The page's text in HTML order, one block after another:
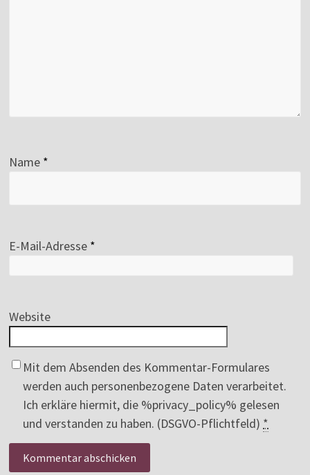
Name *
E-Mail-Adresse *
Website
Mit dem Absenden des Kommentar-Formulares
werden auch personenbezogene Daten verarbeitet.
Ich erkläre hiermit, die %privacy_policy% gelesen
und verstanden zu haben. (DSGVO-Pflichtfeld) *